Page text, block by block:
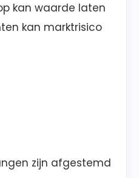
kan waarde laten
kan marktrisico
zijn afgestemd